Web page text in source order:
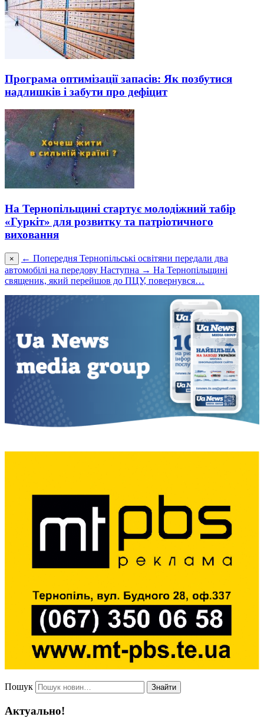
Програма оптимізації запасів: Як позбутися
надлишків і забути про дефіцит
На Тернопільщині стартує молодіжний табір
«Гуркіт» для розвитку та патріотичного
виховання
× ← Попередня Тернопільські освітяни передали два
автомобілі на передову Наступна → На Тернопільщині
священик, який перейшов до ПЦУ, повернувся…
Пошук Знайти
Актуально!